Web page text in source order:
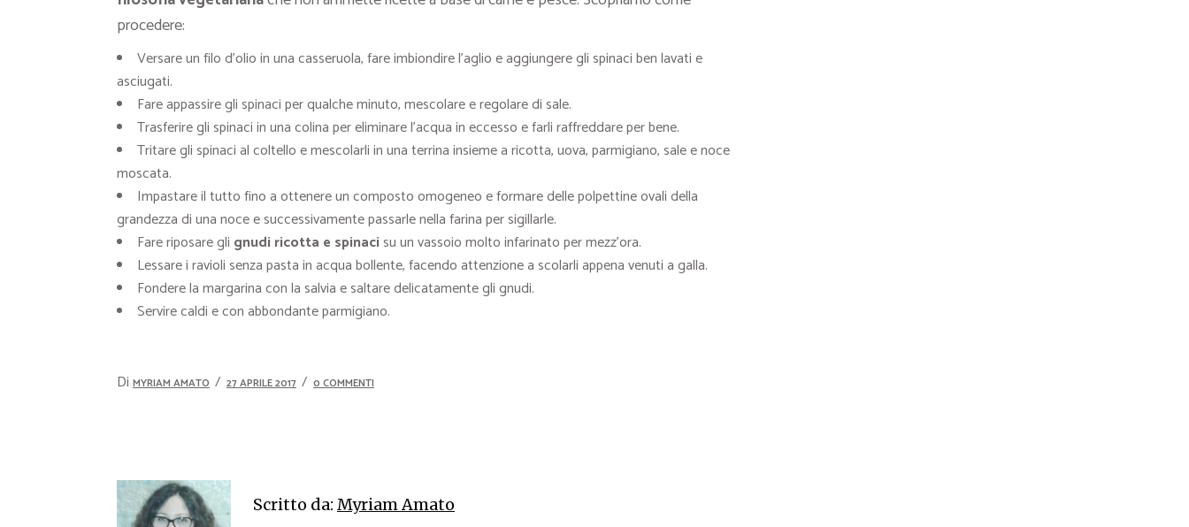
procedere:
Versare un filo d’olio in una casseruola, fare imbiondire l’aglio e aggiungere gli spinaci ben lavati e
asciugati.
Fare appassire gli spinaci per qualche minuto, mescolare e regolare di sale.
Trasferire gli spinaci in una colina per eliminare l’acqua in eccesso e farli raffreddare per bene.
Tritare gli spinaci al coltello e mescolarli in una terrina insieme a ricotta, uova, parmigiano, sale e noce
moscata.
Impastare il tutto fino a ottenere un composto omogeneo e formare delle polpettine ovali della
grandezza di una noce e successivamente passarle nella farina per sigillarle.
Fare riposare gli gnudi ricotta e spinaci su un vassoio molto infarinato per mezz’ora.
Lessare i ravioli senza pasta in acqua bollente, facendo attenzione a scolarli appena venuti a galla.
Fondere la margarina con la salvia e saltare delicatamente gli gnudi.
Servire caldi e con abbondante parmigiano.
Di MYRIAM AMATO 27 APRILE 2017 0 COMMENTI
Scritto da: Myriam Amato